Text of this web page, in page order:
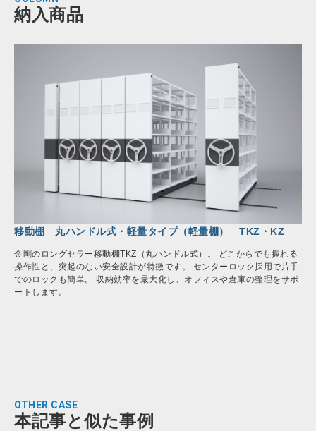
納入商品
移動棚 丸ハンドル式・軽量タイプ（軽量棚） TKZ・KZ
金剛のロングセラー移動棚TKZ（丸ハンドル式）。 どこからでも握れる
操作性と、突起のない安全設計が特徴です。 センターロック採用で片手
でのロックも簡単。 収納効率を最大化し、オフィスや倉庫の整理をサポ
ートします。
OTHER CASE
本記事と似た事例